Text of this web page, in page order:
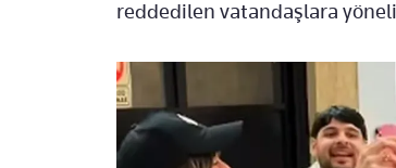
reddedilen vatandaşlara